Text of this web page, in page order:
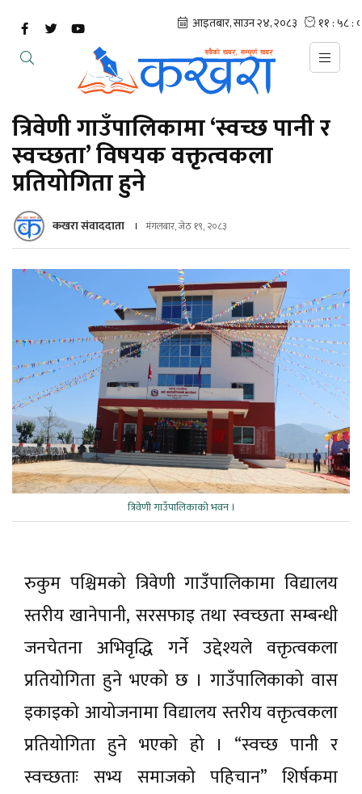
त्रिवेणी गाउँपालिकामा ‘स्वच्छ पानी र
स्वच्छता’ विषयक वक्तृत्वकला
प्रतियोगिता हुने
कखरा संवाददाता मंगलबार, जेठ १९, २०८३
त्रिवेणी गाउँपालिकाको भवन ।
रुकुम पश्चिमको त्रिवेणी गाउँपालिकामा विद्यालय
स्तरीय खानेपानी, सरसफाइ तथा स्वच्छता सम्बन्धी
जनचेतना अभिवृद्धि गर्ने उद्देश्यले वक्तृत्वकला
प्रतियोगिता हुने भएको छ । गाउँपालिकाको वास
इकाइको आयोजनामा विद्यालय स्तरीय वक्तृत्वकला
प्रतियोगिता हुने भएको हो । “स्वच्छ पानी र
स्वच्छताः सभ्य समाजको पहिचान” शिर्षकमा